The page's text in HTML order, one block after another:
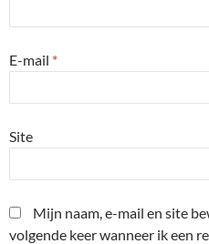
E-mail *
Site
Mijn naam, e-mail en site
volgende keer wanneer ik een